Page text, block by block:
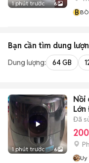
1 phút trước 6
B
Bạn cần tìm dung
Dung lượng: 64 GB
1 phút trước 6
Nồi
Lớn
Đã
Uy